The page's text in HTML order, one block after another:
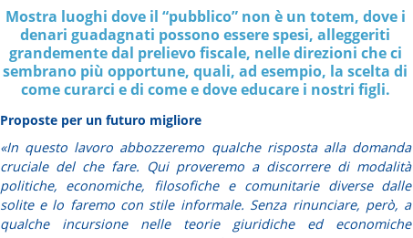
Mostra luoghi dove il “pubblico” non è un totem, dove i
denari guadagnati possono essere spesi, alleggeriti
grandemente dal prelievo fiscale, nelle direzioni che ci
sembrano più opportune, quali, ad esempio, la scelta di
come curarci e di come e dove educare i nostri figli.
Proposte per un futuro migliore
«In questo lavoro abbozzeremo qualche risposta alla domanda
cruciale del che fare. Qui proveremo a discorrere di modalità
politiche, economiche, filosofiche e comunitarie diverse dalle
solite e lo faremo con stile informale. Senza rinunciare, però, a
qualche incursione nelle teorie giuridiche ed economiche